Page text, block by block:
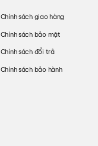
Chính sách giao hàng
Chính sách bảo mật
Chính sách đổi trả
Chính sách bảo hành